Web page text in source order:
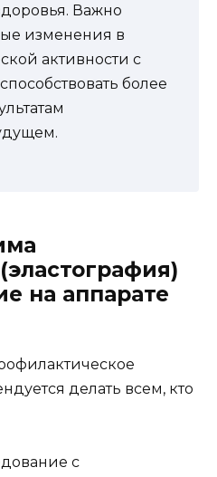
Важно
изменения в
активности с
более
на аппарате
делать всем, кто
с